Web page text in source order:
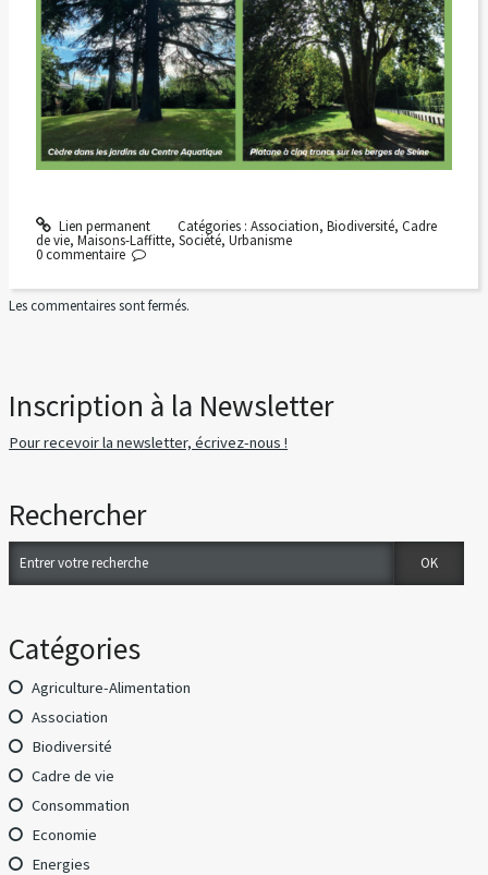
Lien permanent Catégories : Association, Biodiversité, Cadre
de vie, Maisons-Laffitte, Société, Urbanisme
0 commentaire
Les commentaires sont fermés.
Inscription à la Newsletter
Pour recevoir la newsletter, écrivez-nous !
Rechercher
Catégories
Agriculture-Alimentation
Association
Biodiversité
Cadre de vie
Consommation
Economie
Energies